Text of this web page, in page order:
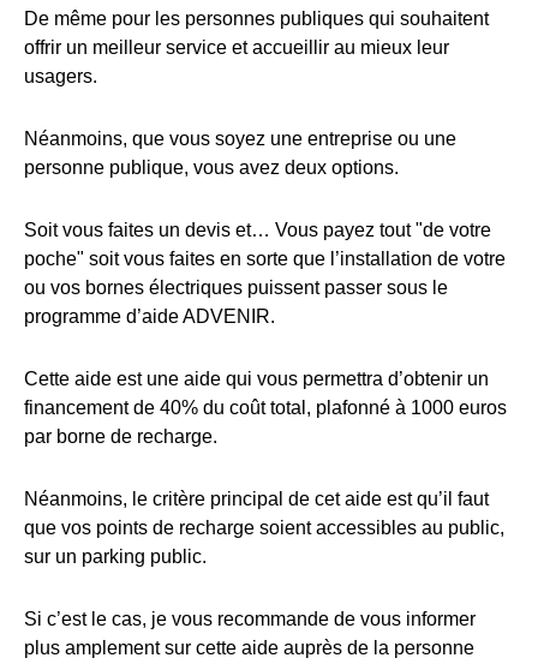
De même pour les personnes publiques qui souhaitent
offrir un meilleur service et accueillir au mieux leur
usagers.
Néanmoins, que vous soyez une entreprise ou une
personne publique, vous avez deux options.
Soit vous faites un devis et… Vous payez tout "de votre
poche" soit vous faites en sorte que l’installation de votre
ou vos bornes électriques puissent passer sous le
programme d’aide ADVENIR.
Cette aide est une aide qui vous permettra d’obtenir un
financement de 40% du coût total, plafonné à 1000 euros
par borne de recharge.
Néanmoins, le critère principal de cet aide est qu’il faut
que vos points de recharge soient accessibles au public,
sur un parking public.
Si c’est le cas, je vous recommande de vous informer
plus amplement sur cette aide auprès de la personne